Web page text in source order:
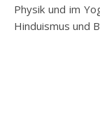
Physik und im
Hinduismus und